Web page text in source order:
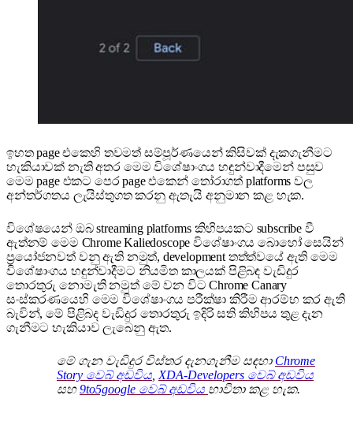
ඉහත page එකෙහි තවමත් සම්පූර්ණයෙන් කිසිවක් දැකගැනීමට
හැකියාවක් නැති අතර මෙම විශේෂාංගය හඳුන්වාදීමෙන් පසුව
මෙම page එකට පෙර page එකෙන් තෝරාගත් platforms වල
අන්තර්ගතය ලැයිස්තුගත කරනු ඇතැයි අනුමාන කළ හැක.
විශේෂයෙන් ඔබ streaming platforms කිහිපයකට subscribe වී
ඇත්නම් මෙම Chrome Kaliedoscope විශේෂාංගය බොහෝ සෙයින්
ප්‍රයෝජනවත් වනු ඇති නමුත්, development තත්ත්වයේ ඇති මෙම
විශේෂාංගය හඳුන්වාදීමට නියමිත කාලයක් පිළිබඳ වැඩිදුර
තොරතුරු නොමැති නමුත් මේ වන විට Chrome Canary
සංස්කරණයෙහි මෙම විශේෂාංගය පරීක්ෂා කිරීම ආරම්භ කර ඇති
බැවින්, මේ පිළිබද වැඩිදුර තොරතුරු ඉදිරි සති කිහිපය තුළ දැන
ගැනීමට හැකියාව ලැබෙනු ඇත.
මේ ගැන වැඩිදුර විස්තර දැනගැනීම සඳහා Chrome
Story වෙබ් අඩවිය XDA-Developers වෙබ් අඩවිය
සහ9to5google වෙබ් අඩවිය භාවිතා කළ හැක.